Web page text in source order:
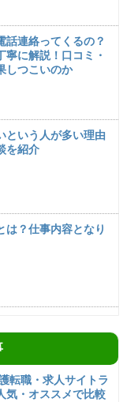
話連絡ってくるの？
寧に解説！口コミ・
しつこいのか
という人が多い理由
を紹介
は？仕事内容となり
転職・求人サイトラ
気・オススメで比較